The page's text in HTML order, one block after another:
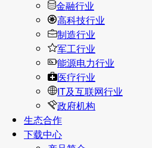
金融行业
高科技行业
制造行业
军工行业
能源电力行业
医疗行业
IT及互联网行业
政府机构
生态合作
下载中心